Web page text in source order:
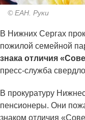
© ЕАН. Руки
В Нижних Сергах
пожилой семейной
знака отличия
пресс-служба
В прокуратуру
пенсионеры. Они
знаком отличия